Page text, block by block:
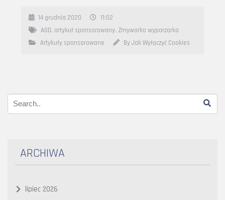
14 grudnia 2020
11:02
AGD, artykuł sponsorowany, Zmywarko wyparzarka
Artykuły sponsorowane
By Jak Wyłączyć Cookies
ARCHIWA
lipiec 2026